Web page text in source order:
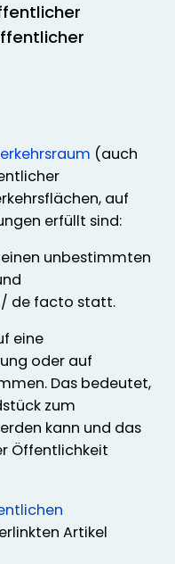
(auch
auf
erfüllt sind:
unbestimmten
de facto statt.
eine
oder auf
Das bedeutet,
zum
kann und das
Öffentlichkeit
Artikel